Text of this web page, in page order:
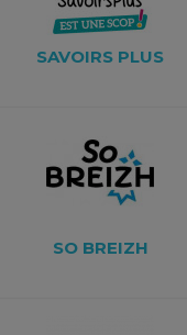
SAVOIRS PLUS
SO BREIZH